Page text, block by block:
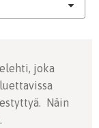
joka
Näin
.